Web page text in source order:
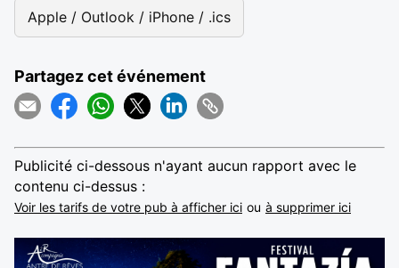
Apple / Outlook / iPhone / .ics
Partagez cet événement
Publicité ci-dessous n'ayant aucun rapport avec le
contenu ci-dessus :
Voir les tarifs de votre pub à afficher ici ou à supprimer ici